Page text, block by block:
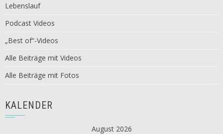
Lebenslauf
Podcast Videos
„Best of“-Videos
Alle Beiträge mit Videos
Alle Beiträge mit Fotos
KALENDER
August 2026